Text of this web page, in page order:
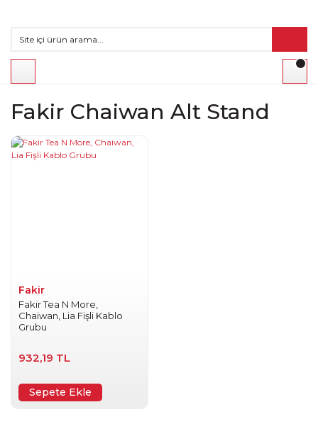
Fakir Chaiwan Alt Stand
Fakir
Fakir Tea N More,
Chaiwan, Lia Fişli Kablo
Grubu
932,19 TL
Sepete Ekle